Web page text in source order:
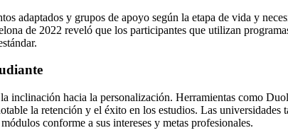
adaptados y grupos de apoyo según la etapa de vida y
de 2022 reveló que los participantes que utilizan
inclinación hacia la personalización. Herramientas como
la retención y el éxito en los estudios. Las universidades
conforme a sus intereses y metas profesionales.